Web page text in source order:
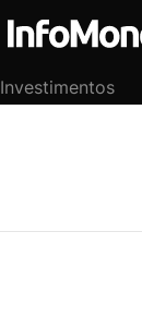
Investimentos